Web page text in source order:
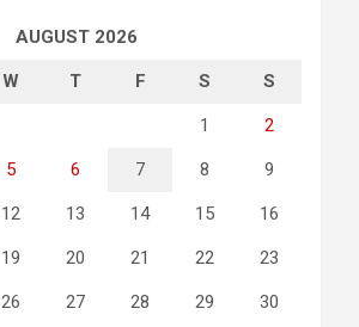
AUGUST 2026
W T F S S
1 2
5 6 7 8 9
12 13 14 15 16
19 20 21 22 23
26 27 28 29 30